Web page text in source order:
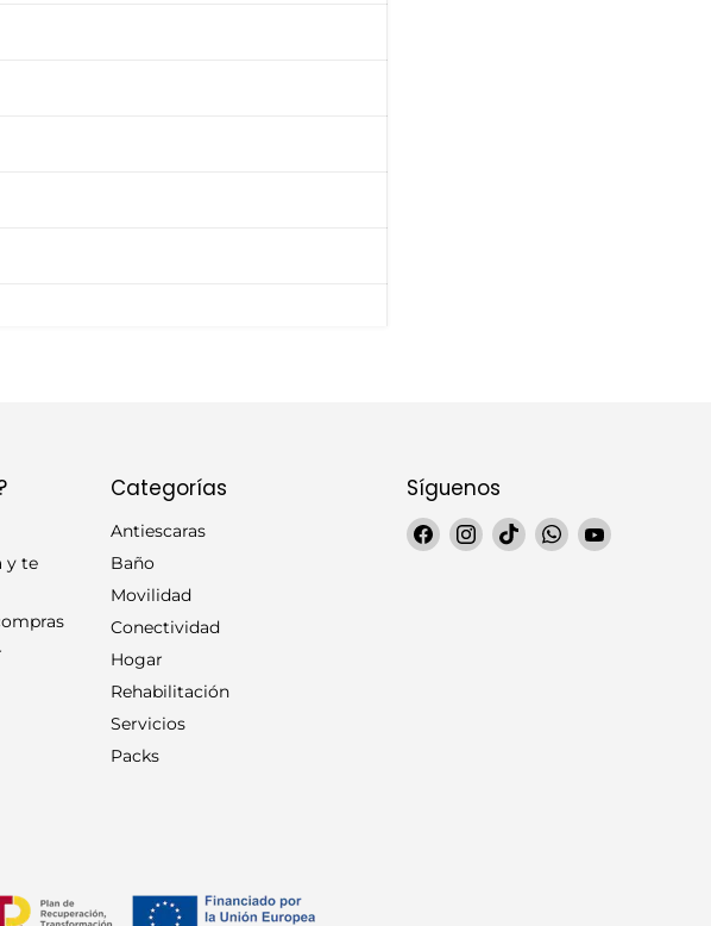
independientes
y te
Categorías
Antiescaras
Baño
Movilidad
Conectividad
Hogar
Rehabilitación
Servicios
Packs
Síguenos
Encuéntrenos
en
Encuéntrenos
en
Encuéntrenos
en
Encuéntrenos
en